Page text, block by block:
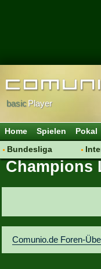
basicPlayer
Home Spielen Pokal
Bundesliga
Hot News
Vereinsfragen
Champions
Comunio.de Foren-